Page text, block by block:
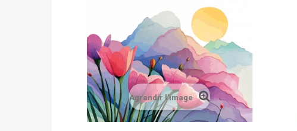
Agrandir l'image